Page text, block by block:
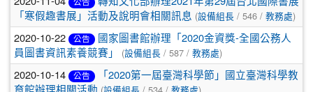
公告
「寒假趣書展」活動及說明會相關訊息 (設備組長 / 546 / 教務處)
2020-10-22 公告
國家圖書館辦理「2020金資獎-全國公務人
員圖書資訊素養競賽」
(設備組長 / 587 / 教務處)
2020-10-14 公告
「2020第一屆臺灣科學節」國立臺灣科學教
育館辦理相關活動